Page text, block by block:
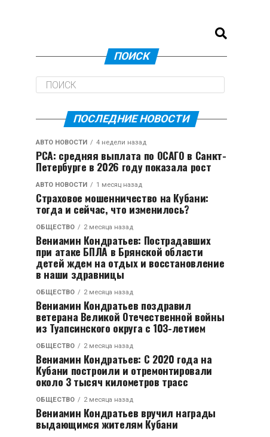
ПОИСК
ПОСЛЕДНИЕ НОВОСТИ
АВТО НОВОСТИ 4 недели назад
РСА: средняя выплата по ОСАГО в Санкт-
Петербурге в 2026 году показала рост
АВТО НОВОСТИ 1 месяц назад
Страховое мошенничество на Кубани:
тогда и сейчас, что изменилось?
ОБЩЕСТВО 2 месяца назад
Вениамин Кондратьев: Пострадавших
при атаке БПЛА в Брянской области
детей ждем на отдых и восстановление
в наши здравницы
ОБЩЕСТВО 2 месяца назад
Вениамин Кондратьев поздравил
ветерана Великой Отечественной войны
из Туапсинского округа с 103-летием
ОБЩЕСТВО 2 месяца назад
Вениамин Кондратьев: С 2020 года на
Кубани построили и отремонтировали
около 3 тысяч километров трасс
ОБЩЕСТВО 2 месяца назад
Вениамин Кондратьев вручил награды
выдающимся жителям Кубани